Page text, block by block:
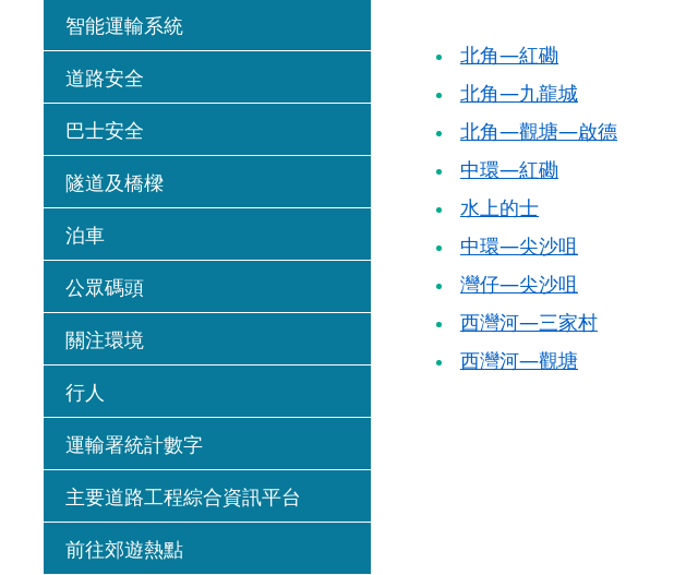
智能運輸系統
道路安全
巴士安全
隧道及橋樑
泊車
公眾碼頭
關注環境
行人
運輸署統計數字
主要道路工程綜合資訊平台
前往郊遊熱點
北角—紅磡
北角—九龍城
北角—觀塘—啟德
中環—紅磡
水上的士
中環—尖沙咀
灣仔—尖沙咀
西灣河—三家村
西灣河—觀塘